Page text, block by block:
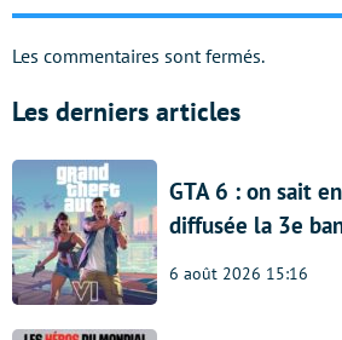
Les commentaires sont fermés.
Les derniers articles
GTA 6 : on sait
diffusée la 3e
6 août 2026 15:16